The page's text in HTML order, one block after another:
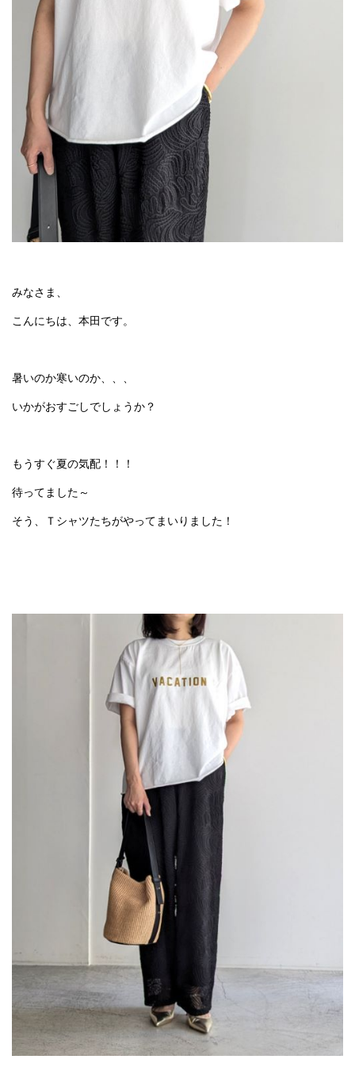
みなさま、
こんにちは、本田です。
暑いのか寒いのか、、、
いかがおすごしでしょうか？
もうすぐ夏の気配！！！
待ってました～
そう、Ｔシャツたちがやってまいりました！